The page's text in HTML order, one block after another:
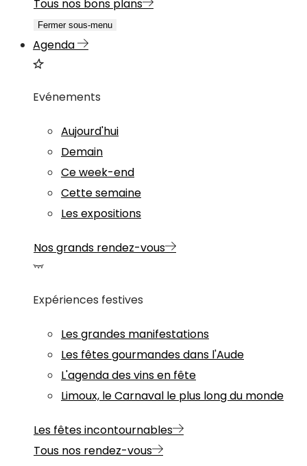
Tous nos bons plans
Fermer sous-menu
Agenda
Evénements
Aujourd'hui
Demain
Ce week-end
Cette semaine
Les expositions
Nos grands rendez-vous
Expériences festives
Les grandes manifestations
Les fêtes gourmandes dans l'Aude
L'agenda des vins en fête
Limoux, le Carnaval le plus long du monde
Les fêtes incontournables
Tous nos rendez-vous